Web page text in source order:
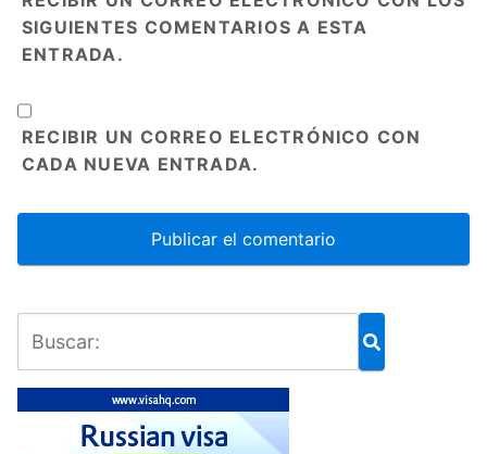
SIGUIENTES COMENTARIOS A ESTA
ENTRADA.
RECIBIR UN CORREO ELECTRÓNICO CON
CADA NUEVA ENTRADA.